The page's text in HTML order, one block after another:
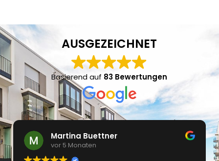
AUSGEZEICHNET
Basierend auf 83 Bewertungen
Martina Buettner
vor 5 Monaten